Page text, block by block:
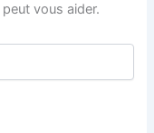
vous aider.